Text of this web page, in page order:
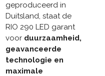
geproduceerd in
Duitsland, staat de
RIO 290 LED garant
voor duurzaamheid,
geavanceerde
technologie en
maximale